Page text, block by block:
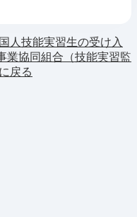
人技能実習生の受け入
業協同組合（技能実習監
戻る